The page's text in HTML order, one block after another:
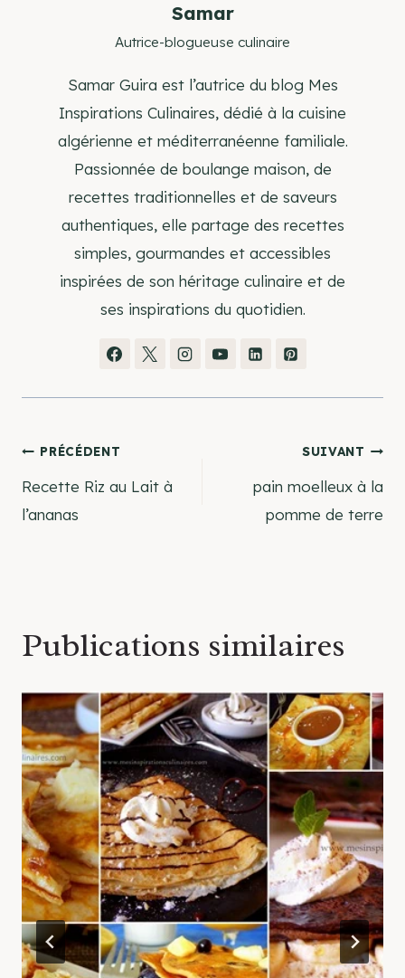
Samar
Autrice-blogueuse culinaire
Samar Guira est l’autrice du blog Mes
Inspirations Culinaires, dédié à la cuisine
algérienne et méditerranéenne familiale.
Passionnée de boulange maison, de
recettes traditionnelles et de saveurs
authentiques, elle partage des recettes
simples, gourmandes et accessibles
inspirées de son héritage culinaire et de
ses inspirations du quotidien.
Navigation
de
PRÉCÉDENT
Recette Riz au Lait à
l’ananas
SUIVANT
pain moelleux à la
pomme de terre
Publications similaires